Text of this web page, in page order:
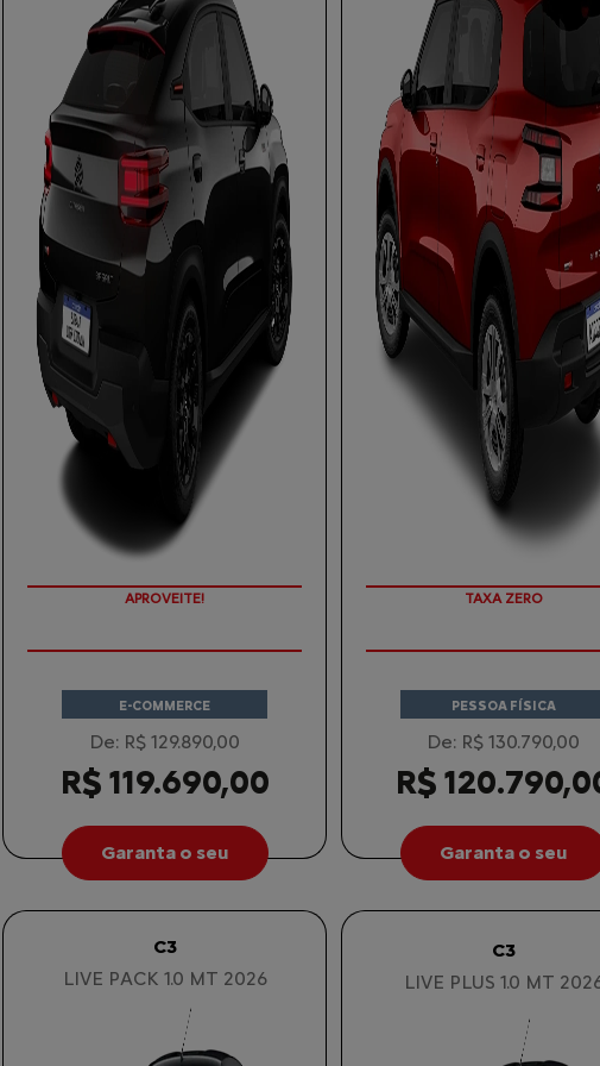
APROVEITE!
E-COMMERCE
De: R$ 129.890,00
R$ 119.690,00
Garanta o seu
COM SEU USADO NA TROCA
PESSOA FÍSICA
De: R$ 130.790,00
R$
Garanta o seu
C3
LIVE PACK 1.0 MT 2026
C3
LIVE PLUS 1.0 MT